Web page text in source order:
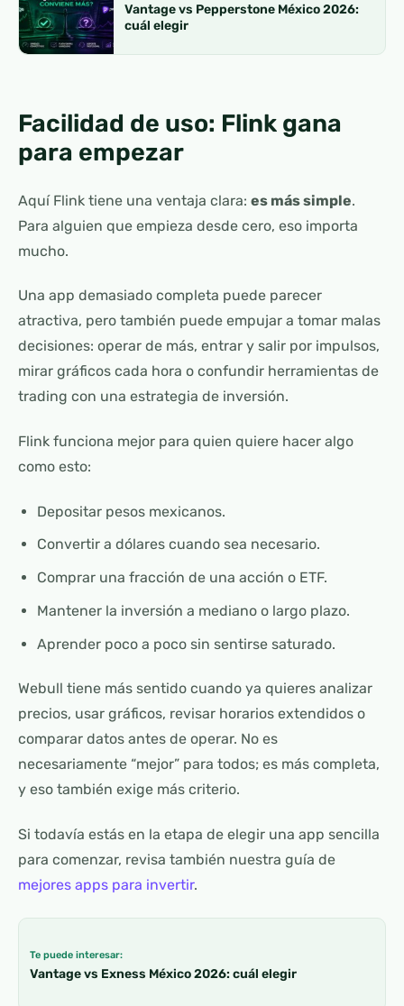
Vantage vs Pepperstone México 2026:
cuál elegir
Facilidad de uso: Flink gana
para empezar
Aquí Flink tiene una ventaja clara: es más simple.
Para alguien que empieza desde cero, eso importa
mucho.
Una app demasiado completa puede parecer
atractiva, pero también puede empujar a tomar malas
decisiones: operar de más, entrar y salir por impulsos,
mirar gráficos cada hora o confundir herramientas de
trading con una estrategia de inversión.
Flink funciona mejor para quien quiere hacer algo
como esto:
Depositar pesos mexicanos.
Convertir a dólares cuando sea necesario.
Comprar una fracción de una acción o ETF.
Mantener la inversión a mediano o largo plazo.
Aprender poco a poco sin sentirse saturado.
Webull tiene más sentido cuando ya quieres analizar
precios, usar gráficos, revisar horarios extendidos o
comparar datos antes de operar. No es
necesariamente “mejor” para todos; es más completa,
y eso también exige más criterio.
Si todavía estás en la etapa de elegir una app sencilla
para comenzar, revisa también nuestra guía de
mejores apps para invertir.
Te puede interesar:
Vantage vs Exness México 2026: cuál elegir